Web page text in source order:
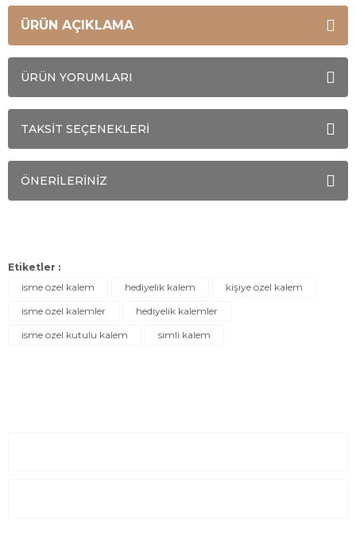
ÜRÜN AÇIKLAMA
ÜRÜN YORUMLARI
TAKSİT SEÇENEKLERİ
ÖNERİLERİNİZ
Etiketler :
isme özel kalem
hediyelik kalem
kişiye özel kalem
isme özel kalemler
hediyelik kalemler
isme özel kutulu kalem
simli kalem